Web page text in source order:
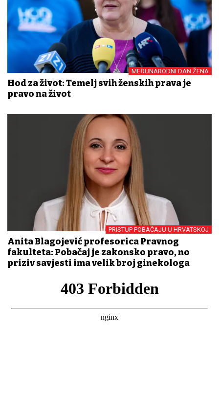
MEĐUNARODNI DAN ŽENA
Hod za život: Temelj svih ženskih prava je
pravo na život
PRISTUP POBAČAJU U HRVATSKOJ
Anita Blagojević profesorica Pravnog
fakulteta: Pobačaj je zakonsko pravo, no
priziv savjesti ima velik broj ginekologa